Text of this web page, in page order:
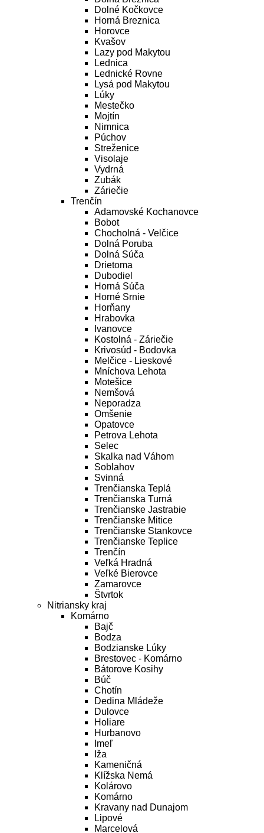
Dolné Kočkovce
Horná Breznica
Horovce
Kvašov
Lazy pod Makytou
Lednica
Lednické Rovne
Lysá pod Makytou
Lúky
Mestečko
Mojtín
Nimnica
Púchov
Streženice
Visolaje
Vydrná
Zubák
Záriečie
Trenčín
Adamovské Kochanovce
Bobot
Chocholná - Velčice
Dolná Poruba
Dolná Súča
Drietoma
Dubodiel
Horná Súča
Horné Srnie
Horňany
Hrabovka
Ivanovce
Kostolná - Záriečie
Krivosúd - Bodovka
Melčice - Lieskové
Mníchova Lehota
Motešice
Nemšová
Neporadza
Omšenie
Opatovce
Petrova Lehota
Selec
Skalka nad Váhom
Soblahov
Svinná
Trenčianska Teplá
Trenčianska Turná
Trenčianske Jastrabie
Trenčianske Mitice
Trenčianske Stankovce
Trenčianske Teplice
Trenčín
Veľká Hradná
Veľké Bierovce
Zamarovce
Štvrtok
Nitriansky kraj
Komárno
Bajč
Bodza
Bodzianske Lúky
Brestovec - Komárno
Bátorove Kosihy
Búč
Chotín
Dedina Mládeže
Dulovce
Holiare
Hurbanovo
Imeľ
Iža
Kameničná
Klížska Nemá
Kolárovo
Komárno
Kravany nad Dunajom
Lipové
Marcelová